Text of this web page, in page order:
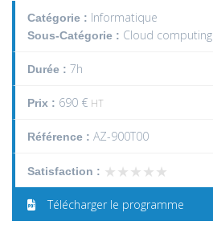
Catégorie : Informatique
Sous-Catégorie : Cloud computing
Durée : 7h
Prix : 690 € HT
Référence : AZ-900T00
Satisfaction : ★★★★★
★★★★★
Télécharger le programme